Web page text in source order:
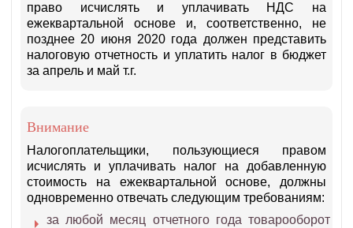
право исчислять и уплачивать НДС на
ежеквартальной основе и, соответственно, не
позднее 20 июня 2020 года должен представить
налоговую отчетность и уплатить налог в бюджет
за апрель и май т.г.
Внимание
Налогоплательщики, пользующиеся правом
исчислять и уплачивать налог на добавленную
стоимость на ежеквартальной основе, должны
одновременно отвечать следующим требованиям:
за любой месяц отчетного года товарооборот